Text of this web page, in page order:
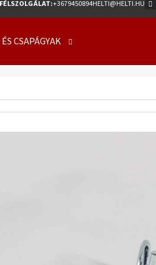
+3679450894HELTI@HELTI.HU
CSAPÁGYAK